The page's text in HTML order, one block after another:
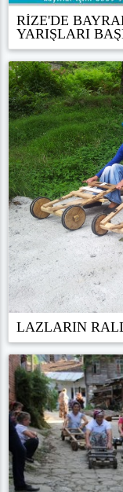
RİZE'DE
YARIŞLARI
LAZLARIN